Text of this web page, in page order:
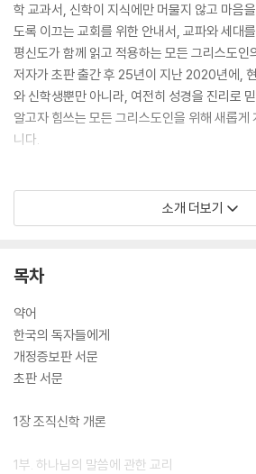
학 교과서, 신학이 지식에만 머물지 않고 마음
도록 이끄는 교회를 위한 안내서, 교파와 세대
평신도가 함께 읽고 적용하는 모든 그리스도인
저자가 초판 출간 후 25년이 지난 2020년에,
와 신학생뿐만 아니라, 여전히 성경을 진리로
알고자 힘쓰는 모든 그리스도인을 위해 새롭게
니다.
웨인 그루뎀은 트리니티 복음주의 신학교 교수
치고자 했습니다. 성경과 교리, 신학과 삶을 연
직신학』이 탄생하게 되었습니다. 이번 개정증
인 그루뎀이 신학교에서 조직신학을 가르치면
통해 얻은 깨달음을 반영한 다수의 수정 사항이
주요 복음주의 신학 논제들(창조론, 진화론, 삼
뎀은 각 장 마지막에 찬송가와 현대 찬양곡, 주
삶의 현장에서 경건의 연습에 힘쓰게 합니다.
소개 더보기
목차
약어
한국의 독자들에게
개정증보판 서문
초판 서문
1장 조직신학 개론
1부. 하나님의 말씀에 관한 교리